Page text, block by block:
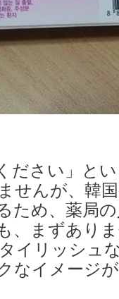
ださい」と
せんが、韓
ため、薬局
、まずあり
イリッシュ
なイメージ